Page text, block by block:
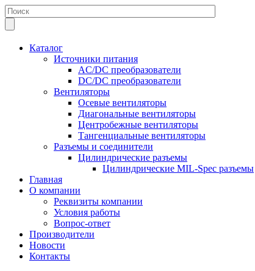
Каталог
Источники питания
AC/DC преобразователи
DC/DC преобразователи
Вентиляторы
Осевые вентиляторы
Диагональные вентиляторы
Центробежные вентиляторы
Тангенциальные вентиляторы
Разъемы и соединители
Цилиндрические разъемы
Цилиндрические MIL-Spec разъемы
Главная
О компании
Реквизиты компании
Условия работы
Вопрос-ответ
Производители
Новости
Контакты